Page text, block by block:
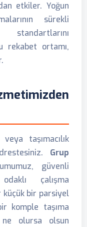
etkiler. Yoğun
sürekli
rekabet ortamı,
taşımacılık
Grup
güvenli
çalışma
küçük bir parsiyel
komple taşıma
ne olursa olsun